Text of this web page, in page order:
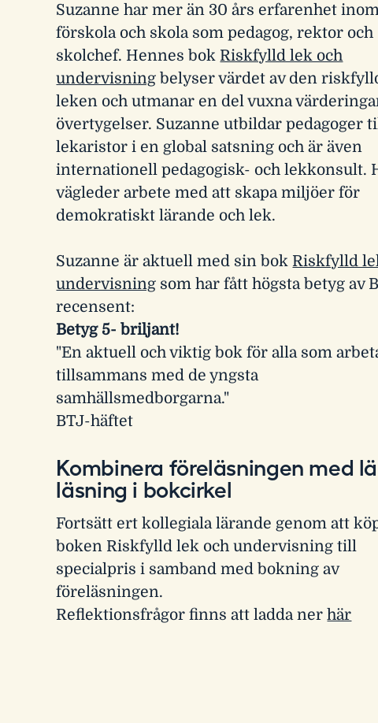
Suzanne har mer än 30 års erfarenhet
förskola och skola som pedagog, rektor och
skolchef. Hennes bok Riskfylld lek och
undervisning belyser värdet av den
leken och utmanar en del vuxna
övertygelser. Suzanne utbildar pedagoger
lekaristor i en global satsning och är även
internationell pedagogisk- och lekkonsult.
vägleder arbete med att skapa miljöer för
demokratiskt lärande och lek.
Suzanne är aktuell med sin bok Riskfylld
undervisning som har fått högsta betyg av
recensent:
Betyg 5- briljant!
"En aktuell och viktig bok för alla som
tillsammans med de yngsta
samhällsmedborgarna."
BTJ-häftet
Kombinera föreläsningen med
läsning i bokcirkel
Fortsätt ert kollegiala lärande genom att
boken Riskfylld lek och undervisning till
specialpris i samband med bokning av
föreläsningen.
Reflektionsfrågor finns att ladda nerhär